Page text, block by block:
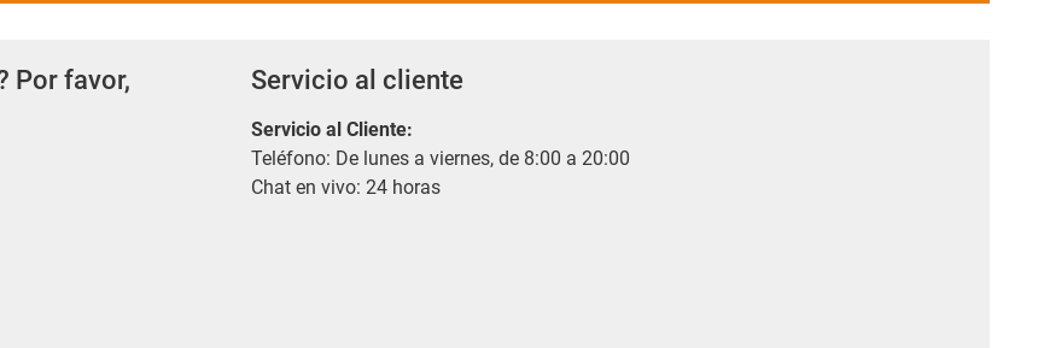
Por favor,
Servicio al cliente
Servicio al Cliente:
Teléfono: De lunes a viernes, de 8:00 a 20:00
Chat en vivo: 24 horas